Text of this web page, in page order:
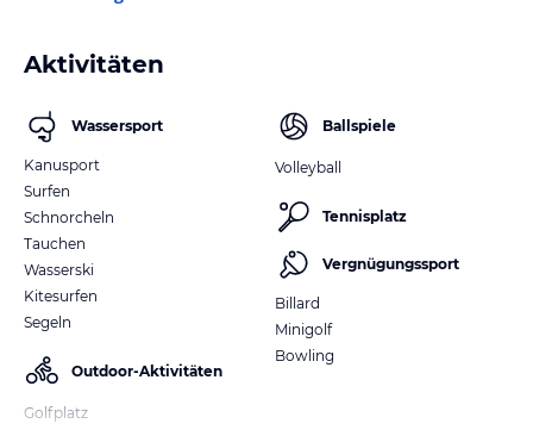
Aktivitäten
Wassersport
Kanusport
Surfen
Schnorcheln
Tauchen
Wasserski
Kitesurfen
Segeln
Outdoor-Aktivitäten
Golfplatz
Ballspiele
Volleyball
Tennisplatz
Vergnügungssport
Billard
Minigolf
Bowling